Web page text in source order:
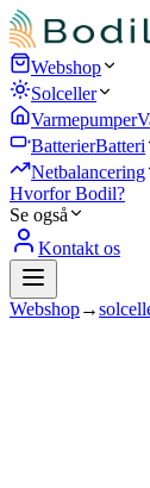
Webshop
Solceller
Varmepumper
BatterierBatteri
Netbalancering
Hvorfor Bodil?
Se også
Kontakt os
Webshop→